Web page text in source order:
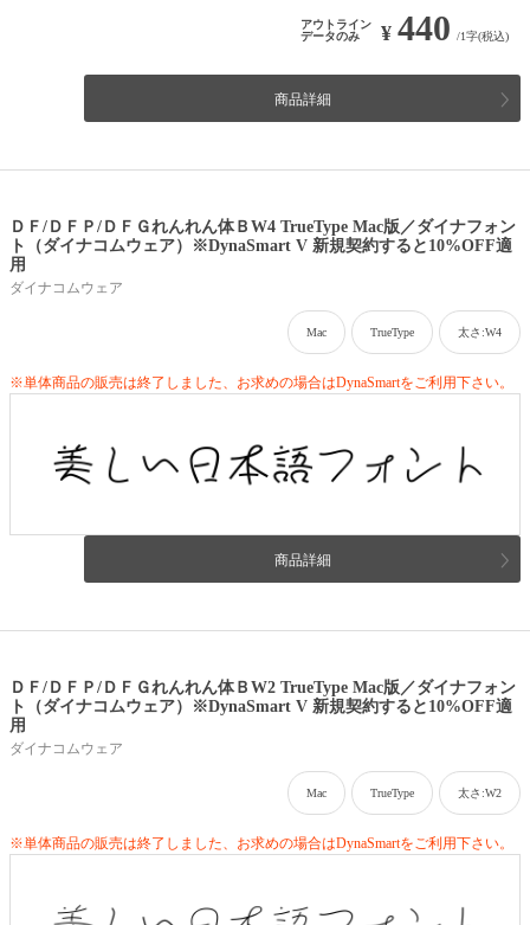
アウトライン
データのみ
¥ 440 /1字(税込)
商品詳細
ＤＦ/ＤＦＰ/ＤＦＧれんれん体ＢW4 TrueType Mac版／ダイナフォン
ト（ダイナコムウェア）※DynaSmart V 新規契約すると10%OFF適
用
ダイナコムウェア
Mac TrueType 太さ:W4
※単体商品の販売は終了しました、お求めの場合はDynaSmartをご利用下さい。
商品詳細
ＤＦ/ＤＦＰ/ＤＦＧれんれん体ＢW2 TrueType Mac版／ダイナフォン
ト（ダイナコムウェア）※DynaSmart V 新規契約すると10%OFF適
用
ダイナコムウェア
Mac TrueType 太さ:W2
※単体商品の販売は終了しました、お求めの場合はDynaSmartをご利用下さい。